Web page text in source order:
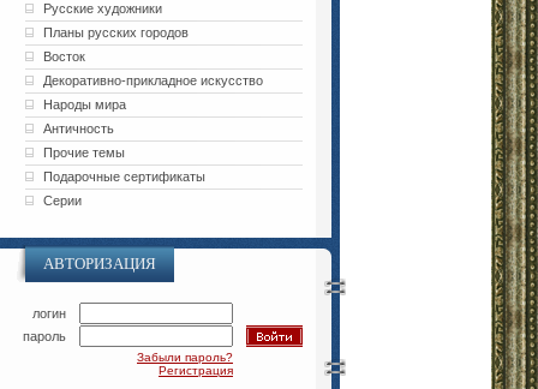
Русские художники
Планы русских городов
Восток
Декоративно-прикладное искусство
Народы мира
Античность
Прочие темы
Подарочные сертификаты
Серии
АВТОРИЗАЦИЯ
логин
пароль
Забыли пароль?
Регистрация